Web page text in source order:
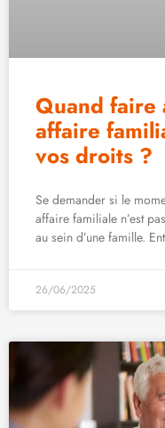
Quand faire
affaire
vos droits ?
Se demander si le
affaire familiale n’est
au sein d’une famille.
26/06/2025